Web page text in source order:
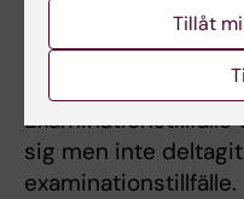
räknas de gånger
samma prov.
räknas som
sig men inte
examinationstillfälle.
Tillåt